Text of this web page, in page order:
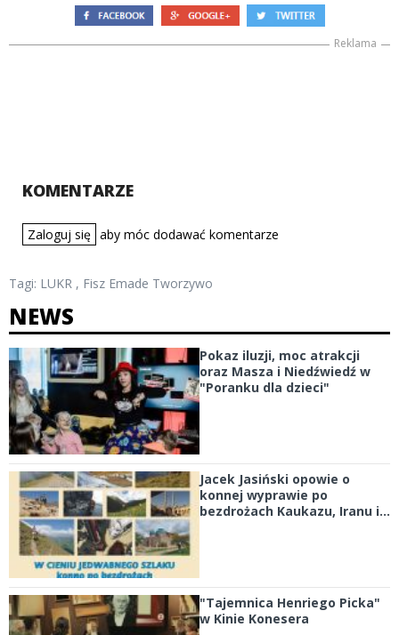
Reklama
KOMENTARZE
Zaloguj się aby móc dodawać komentarze
Tagi: LUKR , Fisz Emade Tworzywo
NEWS
Pokaz iluzji, moc atrakcji
oraz Masza i Niedźwiedź w
"Poranku dla dzieci"
Jacek Jasiński opowie o
konnej wyprawie po
bezdrożach Kaukazu, Iranu i...
"Tajemnica Henriego Picka"
w Kinie Konesera